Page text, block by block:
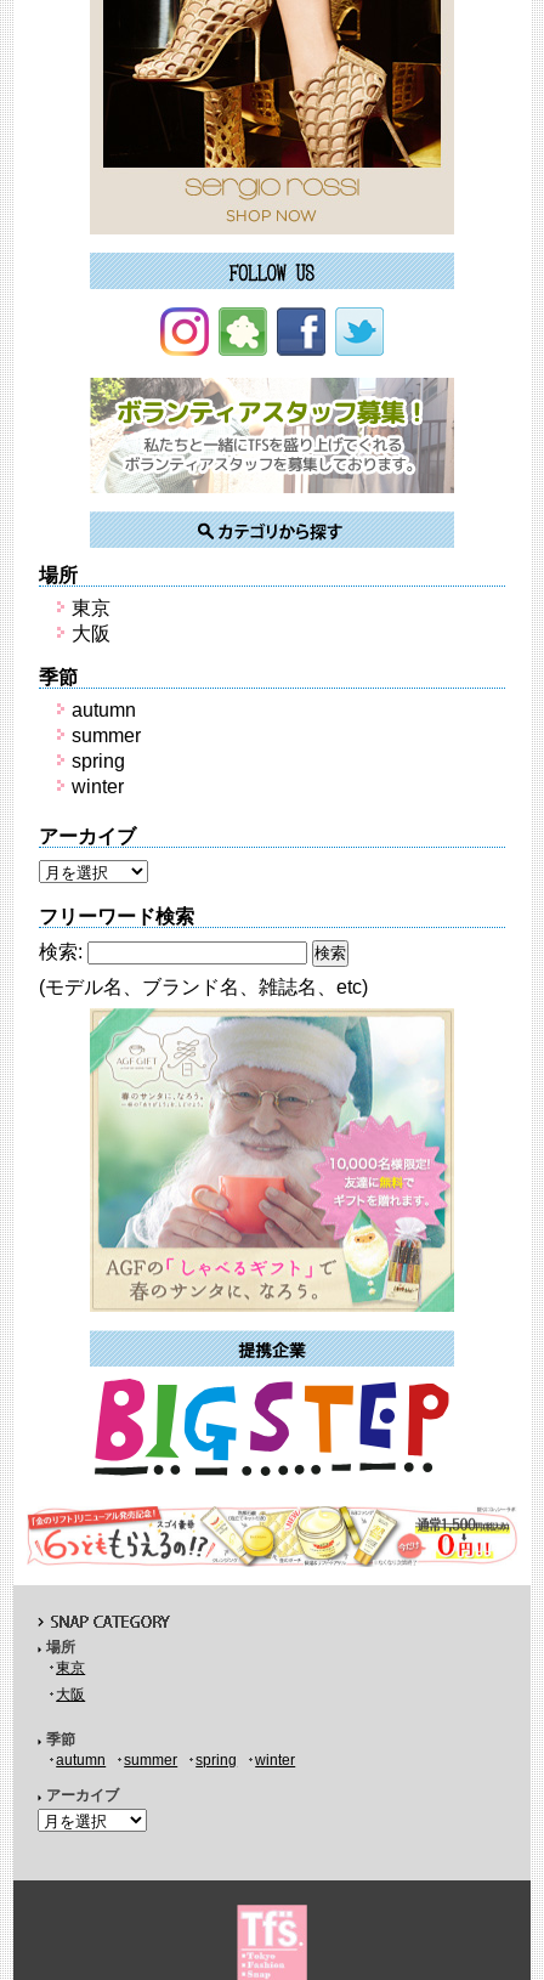
場所
東京
大阪
季節
autumn
summer
spring
winter
アーカイブ
フリーワード検索
検索:
(モデル名、ブランド名、雑誌名、etc)
場所
東京
大阪
季節
autumn
summer spring winter
アーカイブ